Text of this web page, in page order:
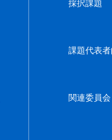
採択課題
課題代表
関連委員